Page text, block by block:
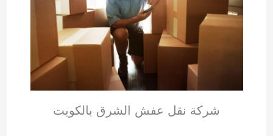
شركة نقل عفش الشرق بالكويت